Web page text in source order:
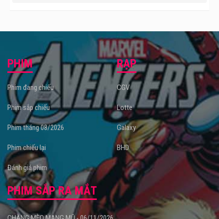
PHIM
Phim đang chiếu
Phim sắp chiếu
Phim tháng 08/2026
Phim chiếu lại
Đánh giá phim
RẠP
CGV
Lotte
Galaxy
BHD
PHIM SẮP RA MẮT